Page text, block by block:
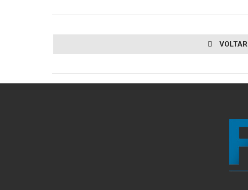
VOLTAR